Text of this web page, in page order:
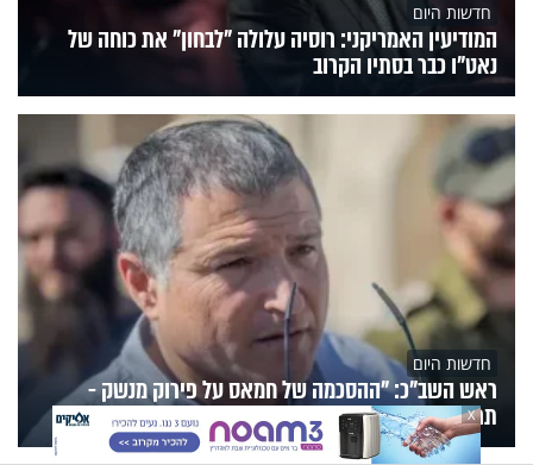
חדשות היום
המודיעין האמריקני: רוסיה עלולה "לבחון" את כוחה של
נאט"ו כבר בסתיו הקרוב
חדשות היום
ראש השב"כ: "ההסכמה של חמאס על פירוק מנשק -
תרגיל הונאה"
X